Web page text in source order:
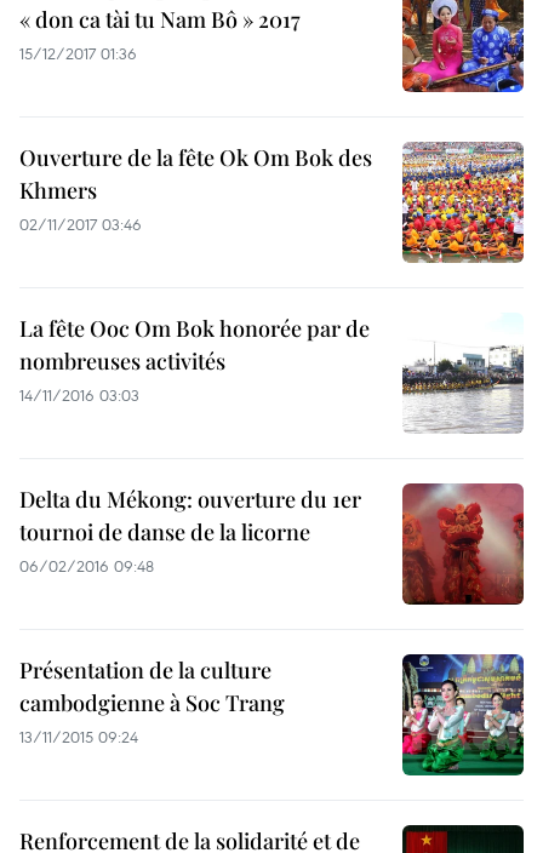
« don ca tài tu Nam Bô » 2017
15/12/2017 01:36
Ouverture de la fête Ok Om Bok des
Khmers
02/11/2017 03:46
La fête Ooc Om Bok honorée par de
nombreuses activités
14/11/2016 03:03
Delta du Mékong: ouverture du 1er
tournoi de danse de la licorne
06/02/2016 09:48
Présentation de la culture
cambodgienne à Soc Trang
13/11/2015 09:24
Renforcement de la solidarité et de